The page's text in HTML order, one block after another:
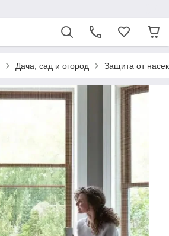
Дача, сад и огород Защита от